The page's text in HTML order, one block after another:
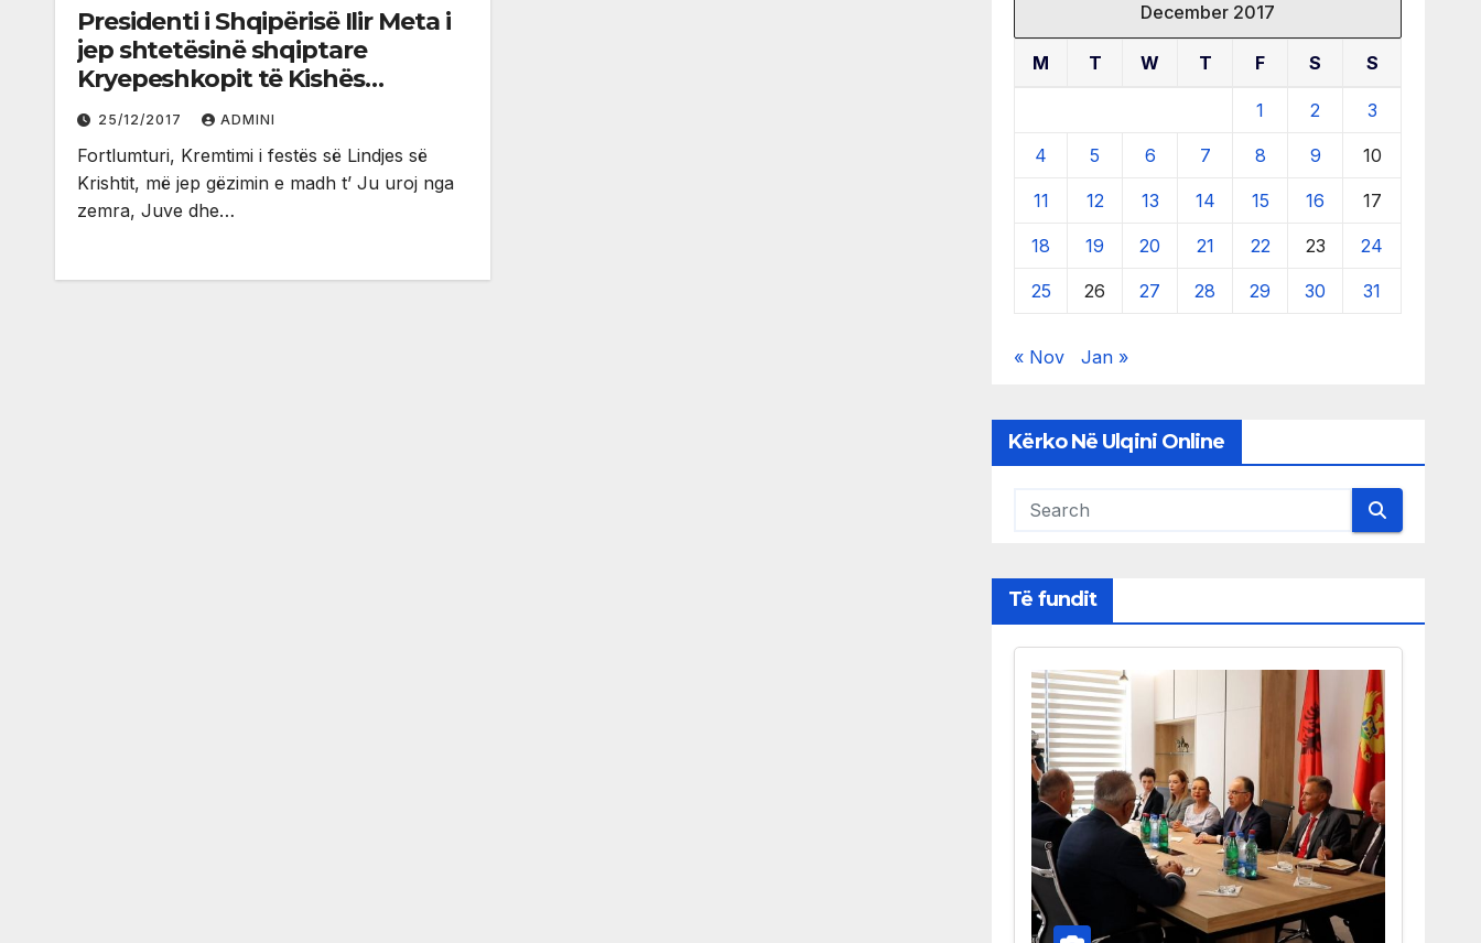
Presidenti i Shqipërisë Ilir Meta i
jep shtetësinë shqiptare
Kryepeshkopit të Kishës
Ortodokse Autoqefale të
Shqipërisë, Anastas Janullatos
25/12/2017 ADMINI
Fortlumturi, Kremtimi i festës së Lindjes së
Krishtit, më jep gëzimin e madh t’ Ju uroj nga
zemra, Juve dhe…
December 2017
M T W T F S S
1 2 3
4 5 6 7 8 9 10
11 12 13 14 15 16 17
18 19 20 21 22 23 24
25 26 27 28 29 30 31
« Nov Jan »
Kërko Në Ulqini Online
Të fundit